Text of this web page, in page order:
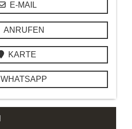
E-MAIL
ANRUFEN
KARTE
WHATSAPP